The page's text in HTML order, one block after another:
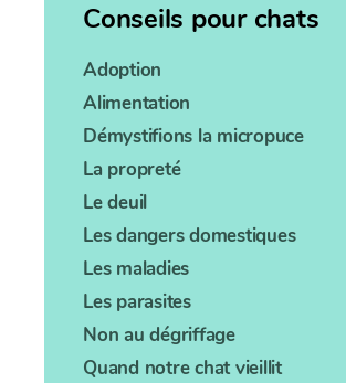
Conseils pour chats
Adoption
Alimentation
Démystifions la micropuce
La propreté
Le deuil
Les dangers domestiques
Les maladies
Les parasites
Non au dégriffage
Quand notre chat vieillit